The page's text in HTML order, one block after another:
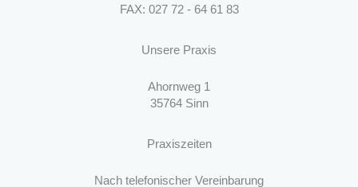
FAX: 027 72 - 64 61 83
Unsere Praxis
Ahornweg 1
35764 Sinn
Praxiszeiten
Nach telefonischer Vereinbarung